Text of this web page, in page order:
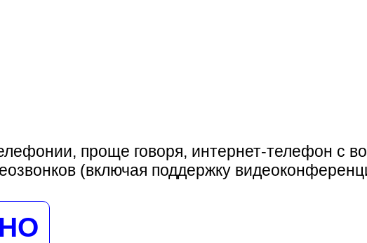
проще говоря, интернет-телефон с
(включая поддержку